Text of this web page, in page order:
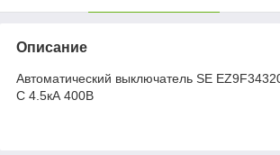
Описание
Автоматический выключатель SE
С 4.5кА 400В